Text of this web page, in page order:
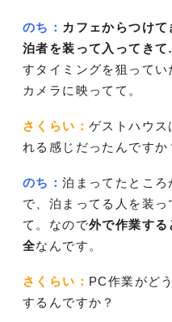
のち： カフェからつけ
泊者を装って入ってき
すタイミングを狙って
カメラに映ってて。
さくらい： ゲストハウス
れる感じだったんですか
のち：泊まってたところ
で、泊まってる人を装
て。なので外で作業する
全なんです。
さくらい： PC作業がど
するんですか？